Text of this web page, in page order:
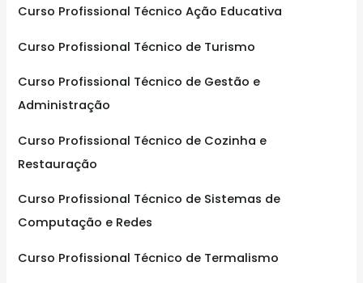
f
r
:
Curso Profissional Técnico Ação Educativa
Curso Profissional Técnico de Turismo
Curso Profissional Técnico de Gestão e
Administração
Curso Profissional Técnico de Cozinha e
Restauração
Curso Profissional Técnico de Sistemas de
Computação e Redes
Curso Profissional Técnico de Termalismo